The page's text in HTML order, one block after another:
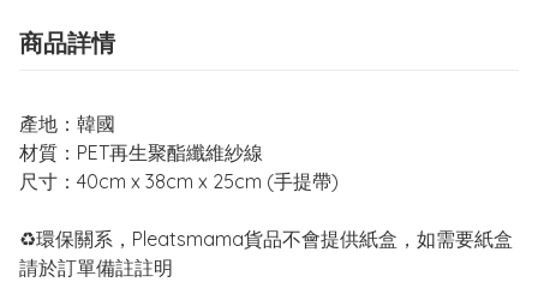
商品詳情
產地：韓國
材質：PET再生聚酯纖維紗線
尺寸：40cm x 38cm x 25cm (手提帶)
♻️環保關系，Pleatsmama貨品不會提供紙盒，如需要紙盒
請於訂單備註註明